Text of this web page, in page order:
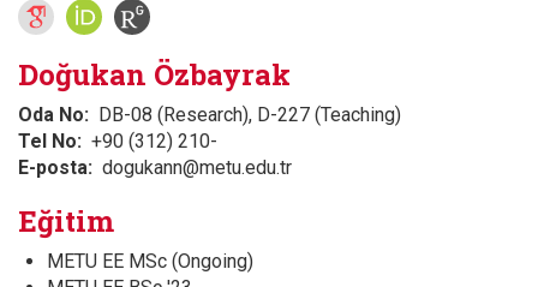
Doğukan Özbayrak
Oda No
DB-08 (Research), D-227 (Teaching)
Tel No
+90 (312) 210-
E-posta
dogukann@metu.edu.tr
Eğitim
METU EE MSc (Ongoing)